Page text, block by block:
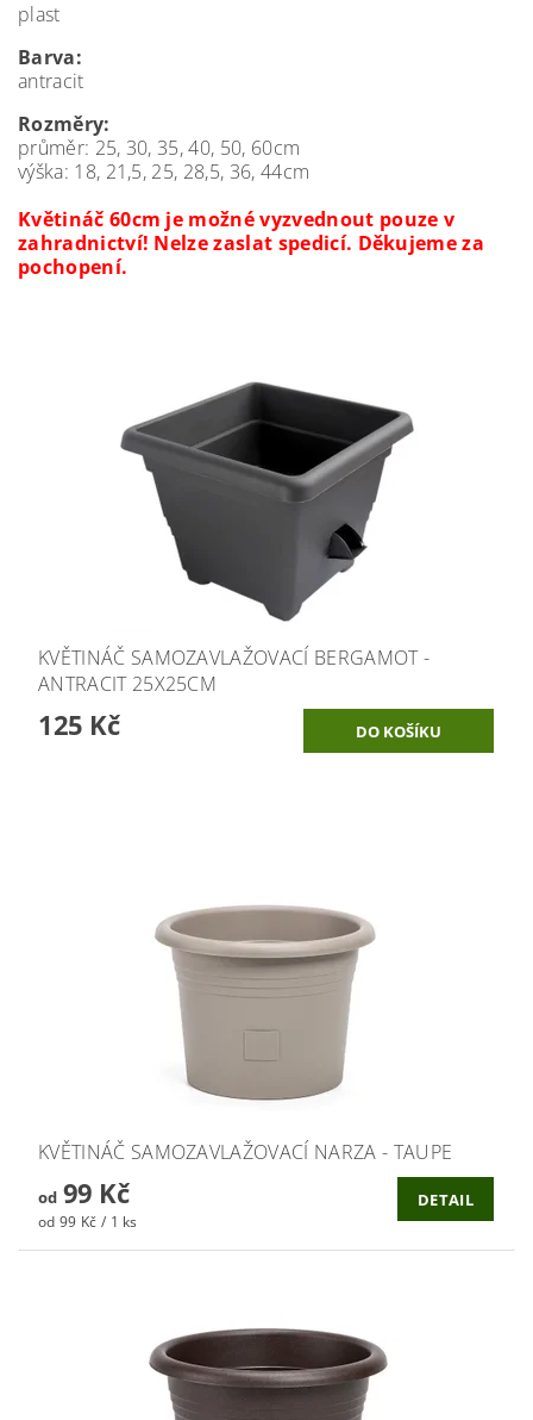
plast
Barva:
antracit
Rozměry:
průměr: 25, 30, 35, 40, 50, 60cm
výška: 18, 21,5, 25, 28,5, 36, 44cm
Květináč 60cm je možné vyzvednout pouze v
zahradnictví! Nelze zaslat spedicí. Děkujeme za
pochopení.
KVĚTINÁČ SAMOZAVLAŽOVACÍ BERGAMOT -
ANTRACIT 25X25CM
125 Kč
KVĚTINÁČ SAMOZAVLAŽOVACÍ NARZA - TAUPE
od99 Kč
od 99 Kč / 1 ks
DETAIL